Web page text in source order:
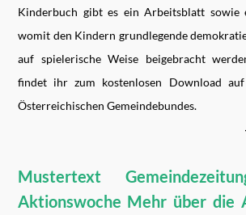
Kinderbuch gibt es ein Arbeitsblatt sowie
womit den Kindern grundlegende
auf spielerische Weise beigebracht
findet ihr zum kostenlosen Download
Österreichischen Gemeindebundes.
Mustertext
Aktionswoche Mehr über die